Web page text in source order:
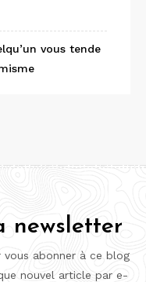
vous tende
newsletter
vous abonner à ce blog
nouvel article par e-